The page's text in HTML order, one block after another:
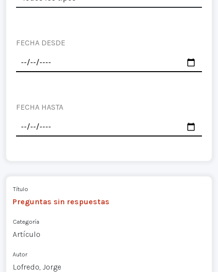
FECHA DESDE
FECHA HASTA
Título
Preguntas sin respuestas
Categoría
Artículo
Autor
Lofredo, Jorge